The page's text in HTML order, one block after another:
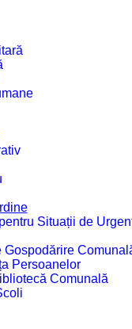
Situații de
Persoanelor
Comunală